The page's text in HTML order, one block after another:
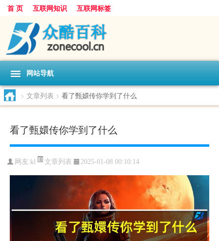
首 页 互联网知识 互联网标签
网站导航
> 文章列表 > 看了甄嬛传你学到了什么
看了甄嬛传你学到了什么
网友: kl 文章列表 2025-01-08 00:10:14